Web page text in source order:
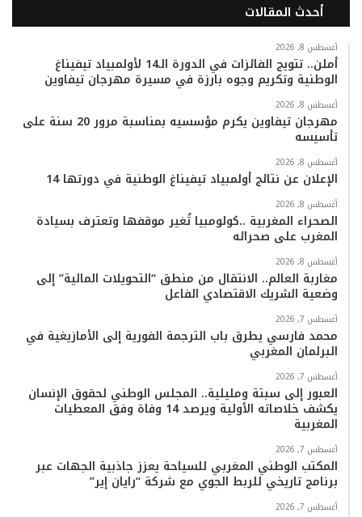
س
ب
و
ك
ي
ت
ر
ت
و
ب
س
ت
ق
ر
م
k
o
k
ت
س
ا
ب
أحدث المقالات
أغسطس 8, 2026
أملن.. تتويج الفائزات في الدورة الـ14 لأولمبياد تيفيناغ
الوطنية وتكريم وجوه بارزة في مسيرة مهرجان تيفاوين
أغسطس 8, 2026
مهرجان تيفاوين يكرم مؤسسيه بمناسبة مرور 20 سنة على
تأسيسه
أغسطس 8, 2026
الإعلان عن نتائج أولمبياد تيفيناغ الوطنية في دورتها 14
أغسطس 8, 2026
الصحراء المغربية ..كولومبيا تُغير موقفها وتعترف بسيادة
المغرب على صحرائه
أغسطس 8, 2026
مغاربة العالم.. الانتقال من منطق “التحويلات المالية” إلى
وضعية الشريك الاقتصادي الفاعل
أغسطس 7, 2026
محمد فارسي يطرق باب الترجمة الفورية إلى الأمازيغية في
البرلمان المغربي
أغسطس 7, 2026
العبور إلى سبتة ومليلية.. المجلس الوطني لحقوق الإنسان
يكشف خلاصاته الأولية ويرصد 14 وفاة وفق المعطيات
المغربية
أغسطس 7, 2026
المكتب الوطني المغربي للسياحة يعزز جاذبية الجهات عبر
برنامج تاريخي للربط الجوي مع شركة “رايان إير”
أغسطس 7, 2026